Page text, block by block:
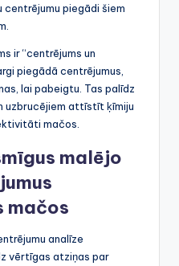
piegādi šiem
ir “centrējums un
piegādā centrējumus,
lai pabeigtu. Tas palīdz
uzbrucējiem attīstīt ķīmiju
mačos.
malējo
mačos
analīze
vērtīgas atziņas par